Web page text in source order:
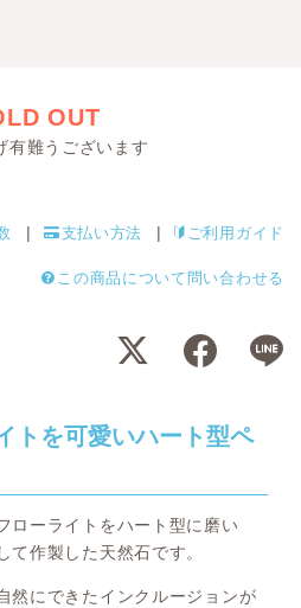
OUT
有難うございます
支払い方法 ご利用ガイド
この商品について問い合わせる
トを可愛いハート型ペ
ローライトをハート型に磨い
て作製した天然石です。
然にできたインクルージョンが